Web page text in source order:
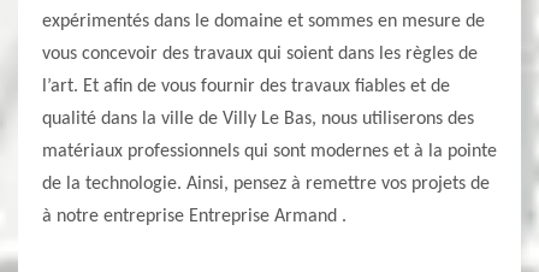
expérimentés dans le domaine et sommes en mesure de
vous concevoir des travaux qui soient dans les règles de
l’art. Et afin de vous fournir des travaux fiables et de
qualité dans la ville de Villy Le Bas, nous utiliserons des
matériaux professionnels qui sont modernes et à la pointe
de la technologie. Ainsi, pensez à remettre vos projets de
à notre entreprise Entreprise Armand .